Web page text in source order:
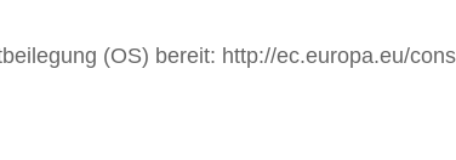
(OS) bereit: http://ec.europa.eu/